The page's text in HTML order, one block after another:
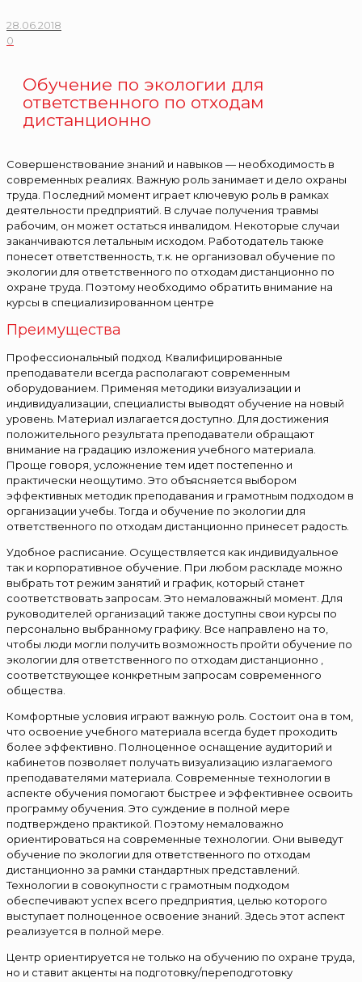
28.06.2018
0
Обучение по экологии для
ответственного по отходам
дистанционно
Совершенствование знаний и навыков — необходимость в
современных реалиях. Важную роль занимает и дело охраны
труда. Последний момент играет ключевую роль в рамках
деятельности предприятий. В случае получения травмы
рабочим, он может остаться инвалидом. Некоторые случаи
заканчиваются летальным исходом. Работодатель также
понесет ответственность, т.к. не организовал обучение по
экологии для ответственного по отходам дистанционно по
охране труда. Поэтому необходимо обратить внимание на
курсы в специализированном центре
Преимущества
Профессиональный подход. Квалифицированные
преподаватели всегда располагают современным
оборудованием. Применяя методики визуализации и
индивидуализации, специалисты выводят обучение на новый
уровень. Материал излагается доступно. Для достижения
положительного результата преподаватели обращают
внимание на градацию изложения учебного материала.
Проще говоря, усложнение тем идет постепенно и
практически неощутимо. Это объясняется выбором
эффективных методик преподавания и грамотным подходом в
организации учебы. Тогда и обучение по экологии для
ответственного по отходам дистанционно принесет радость.
Удобное расписание. Осуществляется как индивидуальное
так и корпоративное обучение. При любом раскладе можно
выбрать тот режим занятий и график, который станет
соответствовать запросам. Это немаловажный момент. Для
руководителей организаций также доступны свои курсы по
персонально выбранному графику. Все направлено на то,
чтобы люди могли получить возможность пройти обучение по
экологии для ответственного по отходам дистанционно ,
соответствующее конкретным запросам современного
общества.
Комфортные условия играют важную роль. Состоит она в том,
что освоение учебного материала всегда будет проходить
более эффективно. Полноценное оснащение аудиторий и
кабинетов позволяет получать визуализацию излагаемого
преподавателями материала. Современные технологии в
аспекте обучения помогают быстрее и эффективнее освоить
программу обучения. Это суждение в полной мере
подтверждено практикой. Поэтому немаловажно
ориентироваться на современные технологии. Они выведут
обучение по экологии для ответственного по отходам
дистанционно за рамки стандартных представлений.
Технологии в совокупности с грамотным подходом
обеспечивают успех всего предприятия, целью которого
выступает полноценное освоение знаний. Здесь этот аспект
реализуется в полной мере.
Центр ориентируется не только на обучению по охране труда,
но и ставит акценты на подготовку/переподготовку